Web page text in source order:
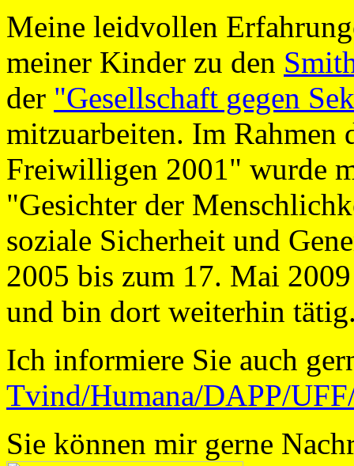
Meine leidvollen
meiner Kinder zu den
der "Gesellschaft gegen
mitzuarbeiten. Im Rahmen
Freiwilligen 2001" wurde
"Gesichter der
soziale Sicherheit und
2005 bis zum 17. Mai
und bin dort weiterhin
Ich informiere Sie auch
Tvind/Humana/DAPP/
Sie können mir gerne